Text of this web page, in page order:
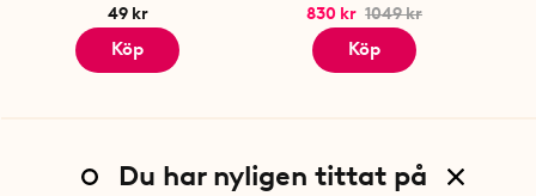
49 kr
Köp
830 kr 1049 kr
Köp
Du har nyligen tittat på